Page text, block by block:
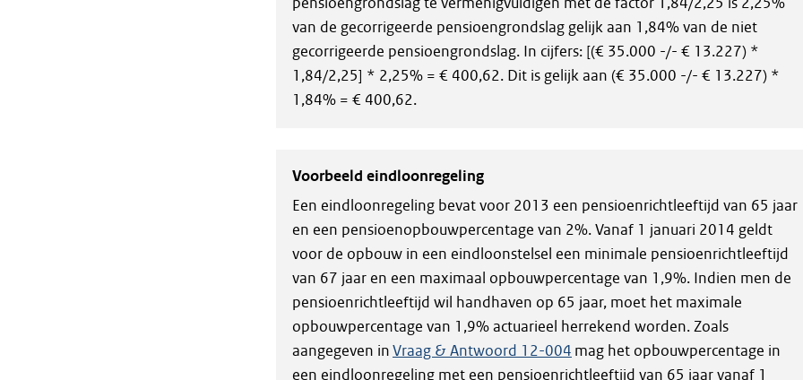
van de gecorrigeerde pensioengrondslag gelijk aan 1,84% van de niet
gecorrigeerde pensioengrondslag. In cijfers: [(€ 35.000 -/- € 13.227) *
1,84/2,25] * 2,25% = € 400,62. Dit is gelijk aan (€ 35.000 -/- € 13.227) *
1,84% = € 400,62.
Voorbeeld eindloonregeling
Een eindloonregeling bevat voor 2013 een pensioenrichtleeftijd van 65 jaar
en een pensioenopbouwpercentage van 2%. Vanaf 1 januari 2014 geldt
voor de opbouw in een eindloonstelsel een minimale pensioenrichtleeftijd
van 67 jaar en een maximaal opbouwpercentage van 1,9%. Indien men de
pensioenrichtleeftijd wil handhaven op 65 jaar, moet het maximale
opbouwpercentage van 1,9% actuarieel herrekend worden. Zoals
aangegeven inVraag & Antwoord 12-004 mag het opbouwpercentage in
een eindloonregeling met een pensioenrichtleeftijd van 65 jaar vanaf 1